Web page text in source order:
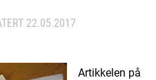
22.05.2017
Artikkelen på